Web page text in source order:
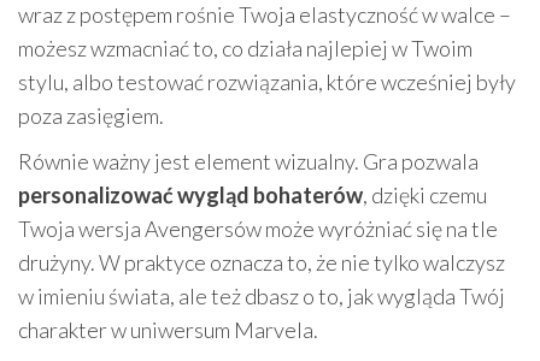
wraz z postępem rośnie Twoja elastyczność w walce –
możesz wzmacniać to, co działa najlepiej w Twoim
stylu, albo testować rozwiązania, które wcześniej były
poza zasięgiem.
Równie ważny jest element wizualny. Gra pozwala
personalizować wygląd bohaterów, dzięki czemu
Twoja wersja Avengersów może wyróżniać się na tle
drużyny. W praktyce oznacza to, że nie tylko walczysz
w imieniu świata, ale też dbasz o to, jak wygląda Twój
charakter w uniwersum Marvela.